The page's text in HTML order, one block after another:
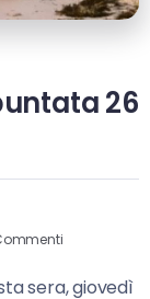
26
sera, giovedì